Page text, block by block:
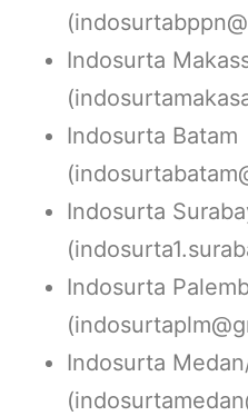
Indosurta
Indosurta Batam
Indosurta
Indosurta
Indosurta